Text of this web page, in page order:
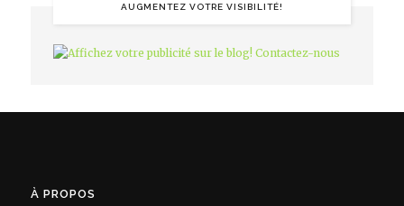
AUGMENTEZ VOTRE VISIBILITÉ!
À PROPOS